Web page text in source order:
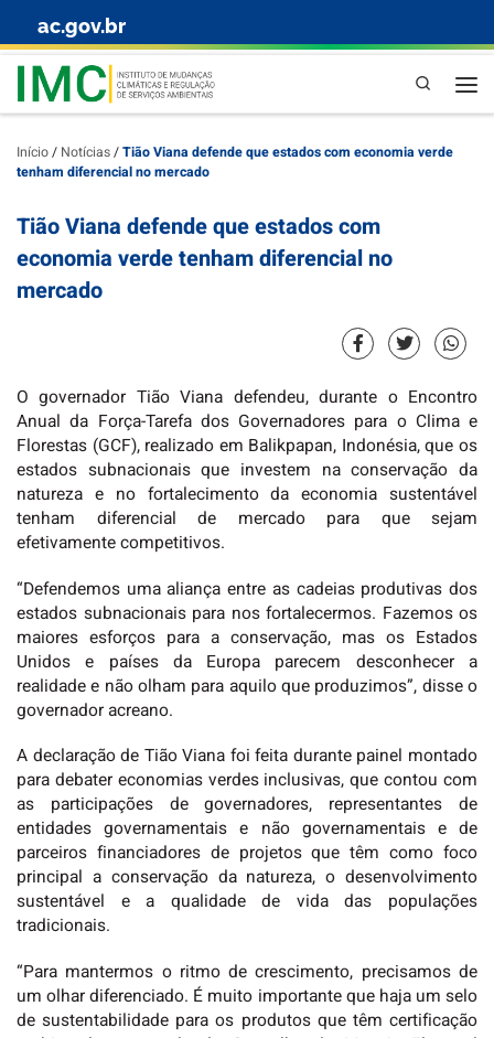
Skip to content
ac.gov.br
Pesquisa
Início/ Notícias/Tião Viana defende que estados com economia verde
tenham diferencial no mercado
Tião Viana defende que estados com
economia verde tenham diferencial no
mercado
O governador Tião Viana defendeu, durante o Encontro
Anual da Força-Tarefa dos Governadores para o Clima e
Florestas (GCF), realizado em Balikpapan, Indonésia, que os
estados subnacionais que investem na conservação da
natureza e no fortalecimento da economia sustentável
tenham diferencial de mercado para que sejam
efetivamente competitivos.
“Defendemos uma aliança entre as cadeias produtivas dos
estados subnacionais para nos fortalecermos. Fazemos os
maiores esforços para a conservação, mas os Estados
Unidos e países da Europa parecem desconhecer a
realidade e não olham para aquilo que produzimos”, disse o
governador acreano.
A declaração de Tião Viana foi feita durante painel montado
para debater economias verdes inclusivas, que contou com
as participações de governadores, representantes de
entidades governamentais e não governamentais e de
parceiros financiadores de projetos que têm como foco
principal a conservação da natureza, o desenvolvimento
sustentável e a qualidade de vida das populações
tradicionais.
“Para mantermos o ritmo de crescimento, precisamos de
um olhar diferenciado. É muito importante que haja um selo
de sustentabilidade para os produtos que têm certificação